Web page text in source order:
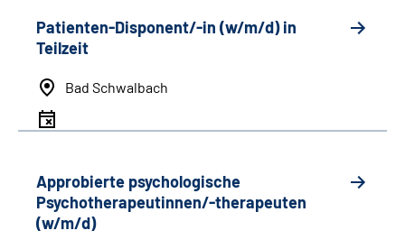
Patienten-Disponent/-in (w/m/d) in
Teilzeit
Bad Schwalbach
Approbierte psychologische
Psychotherapeutinnen/-therapeuten
(w/m/d)